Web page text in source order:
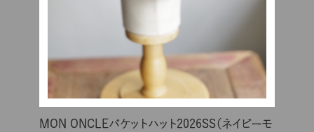
MON ONCLEバケットハット2026SS（ネイビーモ